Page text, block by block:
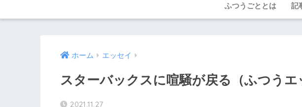
ふつうごととは 記
ホーム エッセイ
スターバックスに喧騒が戻る（ふつうエ
2021.11.27